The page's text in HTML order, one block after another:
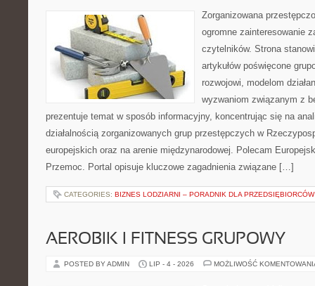
Zorganizowana
ogromne zainteresowanie
czytelników. Strona
artykułów poświęcone
rozwojowi, modelom
wyzwaniom związanym z
prezentuje temat w sposób informacyjny, koncentrując się na
działalnością zorganizowanych grup przestępczych w
europejskich oraz na arenie międzynarodowej. Polecam
Przemoc. Portal opisuje kluczowe zagadnienia związane […]
CATEGORIES: BIZNES LODZIARNI – PORADNIK DLA PRZEDSIĘBIORCÓW
AEROBIK I FITNESS GRUPOWY
POSTED BY ADMIN LIP - 4 - 2026 MOŻLIWOŚĆ